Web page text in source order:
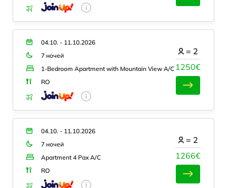
04.10. - 11.10.2026
7 ночей
1-Bedroom Apartment with Mountain View A/C
RO
1250€
= 2
04.10. - 11.10.2026
7 ночей
Apartment 4 Pax A/C
RO
1266€
= 2